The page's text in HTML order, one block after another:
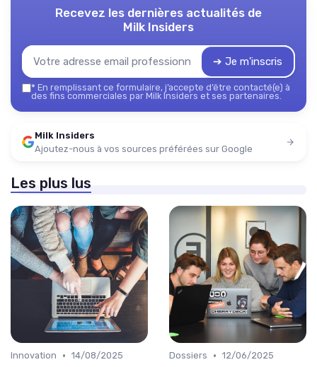
Recevez les dernières actualités de
Milk Insiders
➔ Je m'inscris
* En remplissant ce formulaire, j’accepte d’être contacté(e) à
des fins commerciales par Milk Insiders et ses partenaires.
Milk Insiders
Ajoutez-nous à vos sources préférées sur Google
Les plus lus
Innovation • 14/08/2025
Dossiers • 12/06/2025